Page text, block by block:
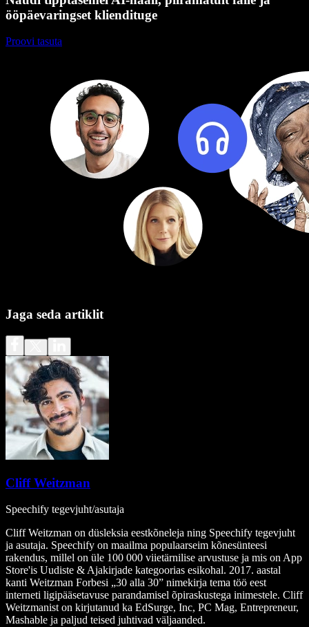
ööpäevaringset kliendituge
Proovi tasuta
Jaga seda artiklit
Cliff Weitzman
Speechify tegevjuht/asutaja
Cliff Weitzman on düsleksia eestkõneleja ning Speechify tegevjuht
ja asutaja. Speechify on maailma populaarseim kõnesünteesi
rakendus, millel on üle 100 000 viietärnilise arvustuse ja mis on App
Store'is Uudiste & Ajakirjade kategoorias esikohal. 2017. aastal
kanti Weitzman Forbesi „30 alla 30” nimekirja tema töö eest
interneti ligipääsetavuse parandamisel õpiraskustega inimestele. Cliff
Weitzmanist on kirjutanud ka EdSurge, Inc, PC Mag, Entrepreneur,
Mashable ja paljud teised juhtivad väljaanded.